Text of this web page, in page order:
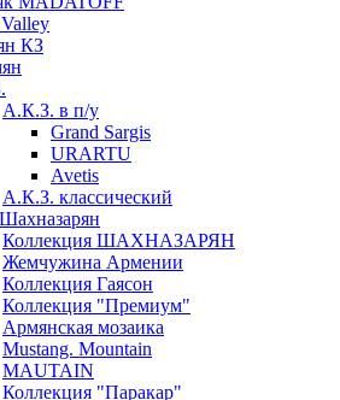
КЗ
А.К.З. в п/у
Grand Sargis
URARTU
Avetis
А.К.З. классический
Коллекция ШАХНАЗАРЯН
Жемчужина Армении
Коллекция Гаясон
Коллекция "Премиум"
Армянская мозаика
Mustang. Mountain
MAUTAIN
Коллекция "Паракар"